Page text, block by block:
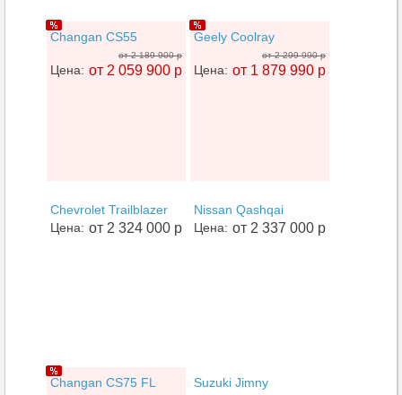
Changan CS55
от 2 189 900 р
от 2 059 900 р
Цена:
Geely Coolray
от 2 299 990 р
от 1 879 990 р
Цена:
Chevrolet Trailblazer
от 2 324 000 р
Цена:
Nissan Qashqai
от 2 337 000 р
Цена:
Changan CS75 FL Suzuki Jimny